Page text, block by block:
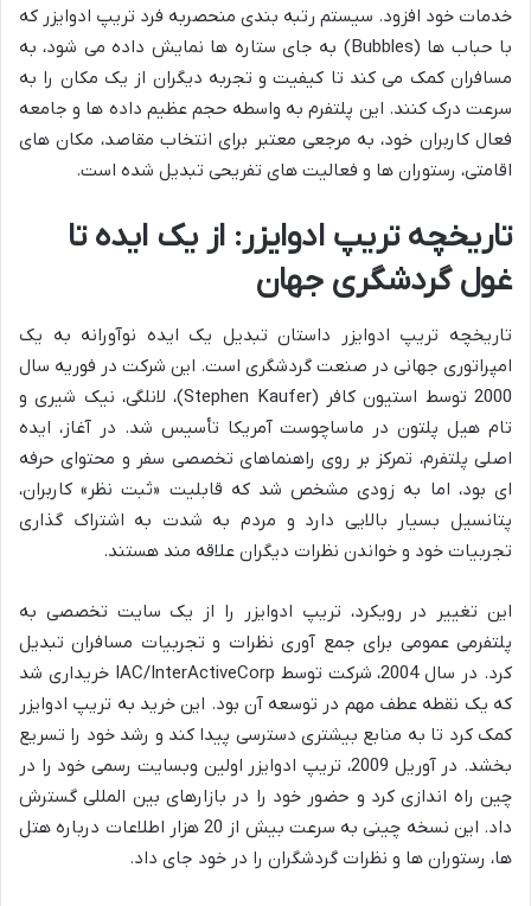
خدمات خود افزود. سیستم رتبه بندی منحصربه فرد تریپ ادوایزر که
با حباب ها (Bubbles) به جای ستاره ها نمایش داده می شود، به
مسافران کمک می کند تا کیفیت و تجربه دیگران از یک مکان را به
سرعت درک کنند. این پلتفرم به واسطه حجم عظیم داده ها و جامعه
فعال کاربران خود، به مرجعی معتبر برای انتخاب مقاصد، مکان های
اقامتی، رستوران ها و فعالیت های تفریحی تبدیل شده است.
تاریخچه تریپ ادوایزر: از یک ایده تا
غول گردشگری جهان
تاریخچه تریپ ادوایزر داستان تبدیل یک ایده نوآورانه به یک
امپراتوری جهانی در صنعت گردشگری است. این شرکت در فوریه سال
2000 توسط استیون کافر (Stephen Kaufer)، لانلگی، نیک شیری و
تام هیل پلتون در ماساچوست آمریکا تأسیس شد. در آغاز، ایده
اصلی پلتفرم، تمرکز بر روی راهنماهای تخصصی سفر و محتوای حرفه
ای بود، اما به زودی مشخص شد که قابلیت «ثبت نظر» کاربران،
پتانسیل بسیار بالایی دارد و مردم به شدت به اشتراک گذاری
تجربیات خود و خواندن نظرات دیگران علاقه مند هستند.
این تغییر در رویکرد، تریپ ادوایزر را از یک سایت تخصصی به
پلتفرمی عمومی برای جمع آوری نظرات و تجربیات مسافران تبدیل
کرد. در سال 2004، شرکت توسط IAC/InterActiveCorp خریداری شد
که یک نقطه عطف مهم در توسعه آن بود. این خرید به تریپ ادوایزر
کمک کرد تا به منابع بیشتری دسترسی پیدا کند و رشد خود را تسریع
بخشد. در آوریل 2009، تریپ ادوایزر اولین وبسایت رسمی خود را در
چین راه اندازی کرد و حضور خود را در بازارهای بین المللی گسترش
داد. این نسخه چینی به سرعت بیش از 20 هزار اطلاعات درباره هتل
ها، رستوران ها و نظرات گردشگران را در خود جای داد.